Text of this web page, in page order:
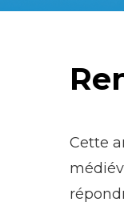
Cette